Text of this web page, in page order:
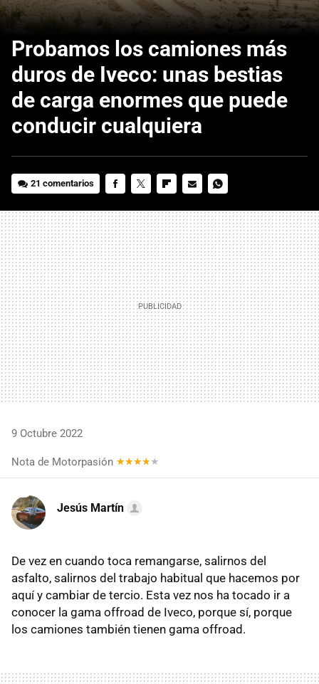
Probamos los camiones más
duros de Iveco: unas bestias
de carga enormes que puede
conducir cualquiera
21 comentarios
MAIL
9 Octubre 2022
Nota de Motorpasión
Jesús Martín
De vez en cuando toca remangarse, salirnos del
asfalto, salirnos del trabajo habitual que hacemos por
aquí y cambiar de tercio. Esta vez nos ha tocado ir a
conocer la gama offroad de Iveco, porque sí, porque
los camiones también tienen gama offroad.